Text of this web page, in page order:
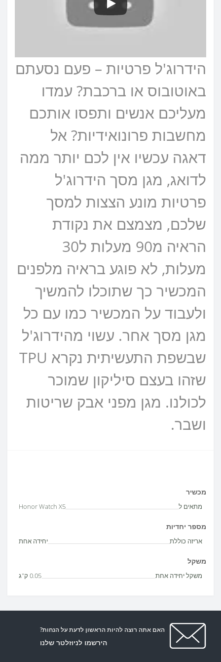
הידרוג'ל פרטיות – פעם נסעתם
באוטובוס או ברכבת? עמדו
מעליכם אנשים ותפסו אותכם
מחשבות פרונואידיות? אל
דאגה עכשיו אין לכם יותר ממה
לדואג, מגן מסך הידרוג'ל
פרטיות מונע הצצות למסך
שלכם, מצמצם את נקודת
הראיה מ90 מעלות ל30
מעלות, לא פוגע בראיה מלפנים
המכשיר כך שתוכלו להמשיך
ולעבוד על המכשיר כמו עם כל
מגן מסך אחר. עשוי מהידרוג'ל
שבשפת התעשיתית נקרא TPU
שזהו בעצם סיליקון שמוכר
לכולנו. מגן מפני אבק שריטות
ושבר.
מכשיר
מתאים ל Honor Watch X5
מספר יחדיות
אריזה כוללת יחידה אחת
משקל
משקל יחידה אחת 0.05 ק"ג
האם אתה רוצה להיות הראשון לדעת על הנחות?
הירשמו לניוזלטר שלנו